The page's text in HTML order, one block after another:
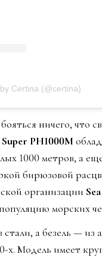
Certina (@certina)
ничего, что
PH1000M
1000 метров, а
бирюзовой
организации
морских
а безель — из
х. Модель имеет